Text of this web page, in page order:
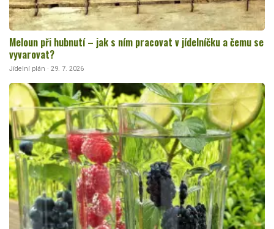
Meloun při hubnutí – jak s ním pracovat v jídelníčku a čemu se
vyvarovat?
Jídelní plán · 29. 7. 2026